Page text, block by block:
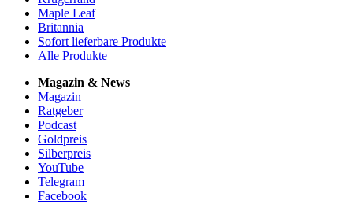
Maple Leaf
Britannia
Sofort lieferbare Produkte
Alle Produkte
Magazin & News
Magazin
Ratgeber
Podcast
Goldpreis
Silberpreis
YouTube
Telegram
Facebook